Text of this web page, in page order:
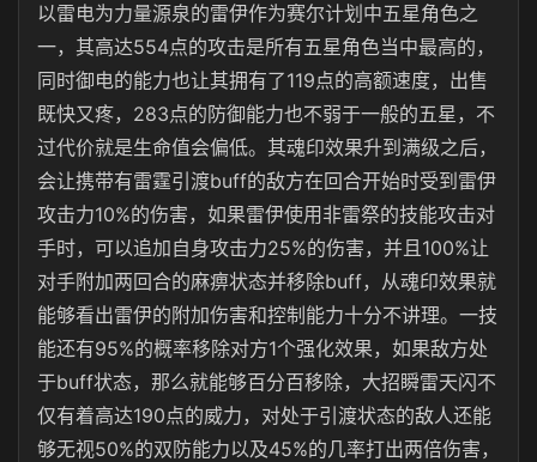
以雷电为力量源泉的雷伊作为赛尔计划中五星角色之
一，其高达554点的攻击是所有五星角色当中最高的，
同时御电的能力也让其拥有了119点的高额速度，出售
既快又疼，283点的防御能力也不弱于一般的五星，不
过代价就是生命值会偏低。其魂印效果升到满级之后，
会让携带有雷霆引渡buff的敌方在回合开始时受到雷伊
攻击力10%的伤害，如果雷伊使用非雷祭的技能攻击对
手时，可以追加自身攻击力25%的伤害，并且100%让
对手附加两回合的麻痹状态并移除buff，从魂印效果就
能够看出雷伊的附加伤害和控制能力十分不讲理。一技
能还有95%的概率移除对方1个强化效果，如果敌方处
于buff状态，那么就能够百分百移除，大招瞬雷天闪不
仅有着高达190点的威力，对处于引渡状态的敌人还能
够无视50%的双防能力以及45%的几率打出两倍伤害，